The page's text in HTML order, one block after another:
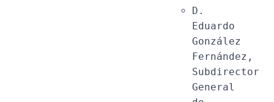
D.
Eduardo
González
Fernández,
Subdirector
General